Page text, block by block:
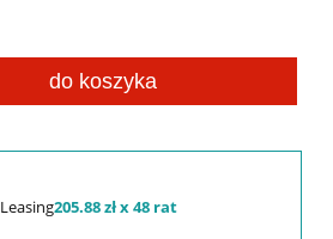
do koszyka
Leasing205.88 zł x 48 rat